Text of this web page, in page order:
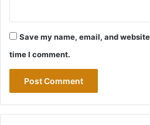
Save my name, email, and
time I comment.